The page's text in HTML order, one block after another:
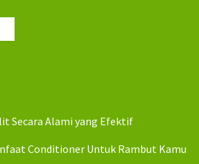
0
Secara Alami yang Efektif
Conditioner Untuk Rambut Kamu